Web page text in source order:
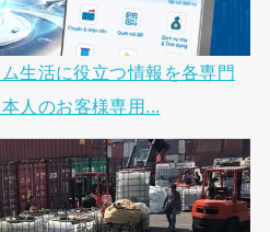
生活に役立つ情報を各専門
人のお客様専用...